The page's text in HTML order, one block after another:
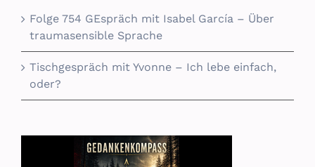
Folge 754 GEspräch mit Isabel García – Über
traumasensible Sprache
Tischgespräch mit Yvonne – Ich lebe einfach,
oder?